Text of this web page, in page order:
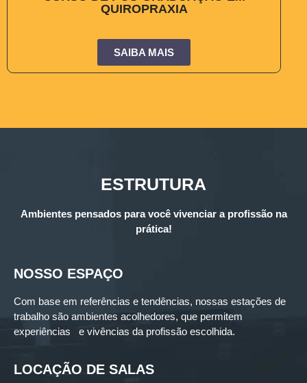
QUIROPRAXIA
SAIBA MAIS
ESTRUTURA
Ambientes pensados para você vivenciar a profissão na
prática!
NOSSO ESPAÇO
Com base em referências e tendências, nossas estações de
trabalho são ambientes acolhedores, que permitem
experiências e vivências da profissão escolhida.
LOCAÇÃO DE SALAS